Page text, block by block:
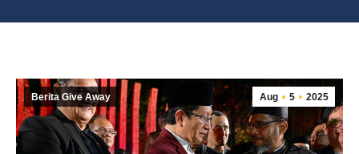
Aug 5 2025
Berita Give Away